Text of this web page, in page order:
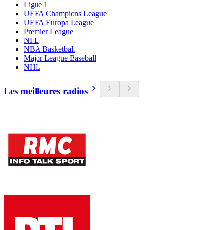
Ligue 1
UEFA Champions League
UEFA Europa League
Premier League
NFL
NBA Basketball
Major League Baseball
NHL
Les meilleures radios